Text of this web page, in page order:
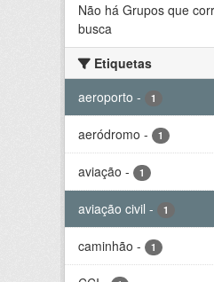
Não há Grupos que
busca
Etiquetas
aeroporto - 1
aeródromo - 1
aviação - 1
aviação civil - 1
caminhão - 1